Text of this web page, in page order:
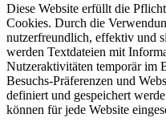
Diese Website erfüllt die
Cookies. Durch die
nutzerfreundlich, effektiv und
werden Textdateien mit
Nutzeraktivitäten temporär im
Besuchs-Präferenzen und
definiert und gespeichert
können für jede Website